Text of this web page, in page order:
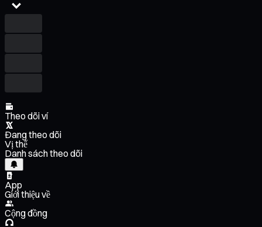
Theo dõi ví
Đang theo dõi
Vị thế
Danh sách theo dõi
App
Giới thiệu về
Cộng đồng